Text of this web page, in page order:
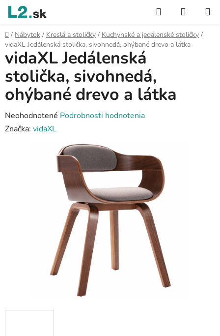
Prejsť
obsah
Hľadať
KOŠÍK
Domov
/ Nábytok / Kreslá a stoličky / Kuchynské a jedálenské stoličky /
vidaXL Jedálenská stolička, sivohnedá, ohýbané drevo a látka
vidaXL Jedálenská
stolička, sivohnedá,
ohýbané drevo a látka
Priemerné
hodnotenie
Neohodnotené Podrobnosti hodnotenia
Značka: vidaXL